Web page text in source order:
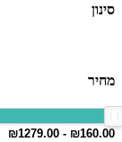
סינון
מחיר